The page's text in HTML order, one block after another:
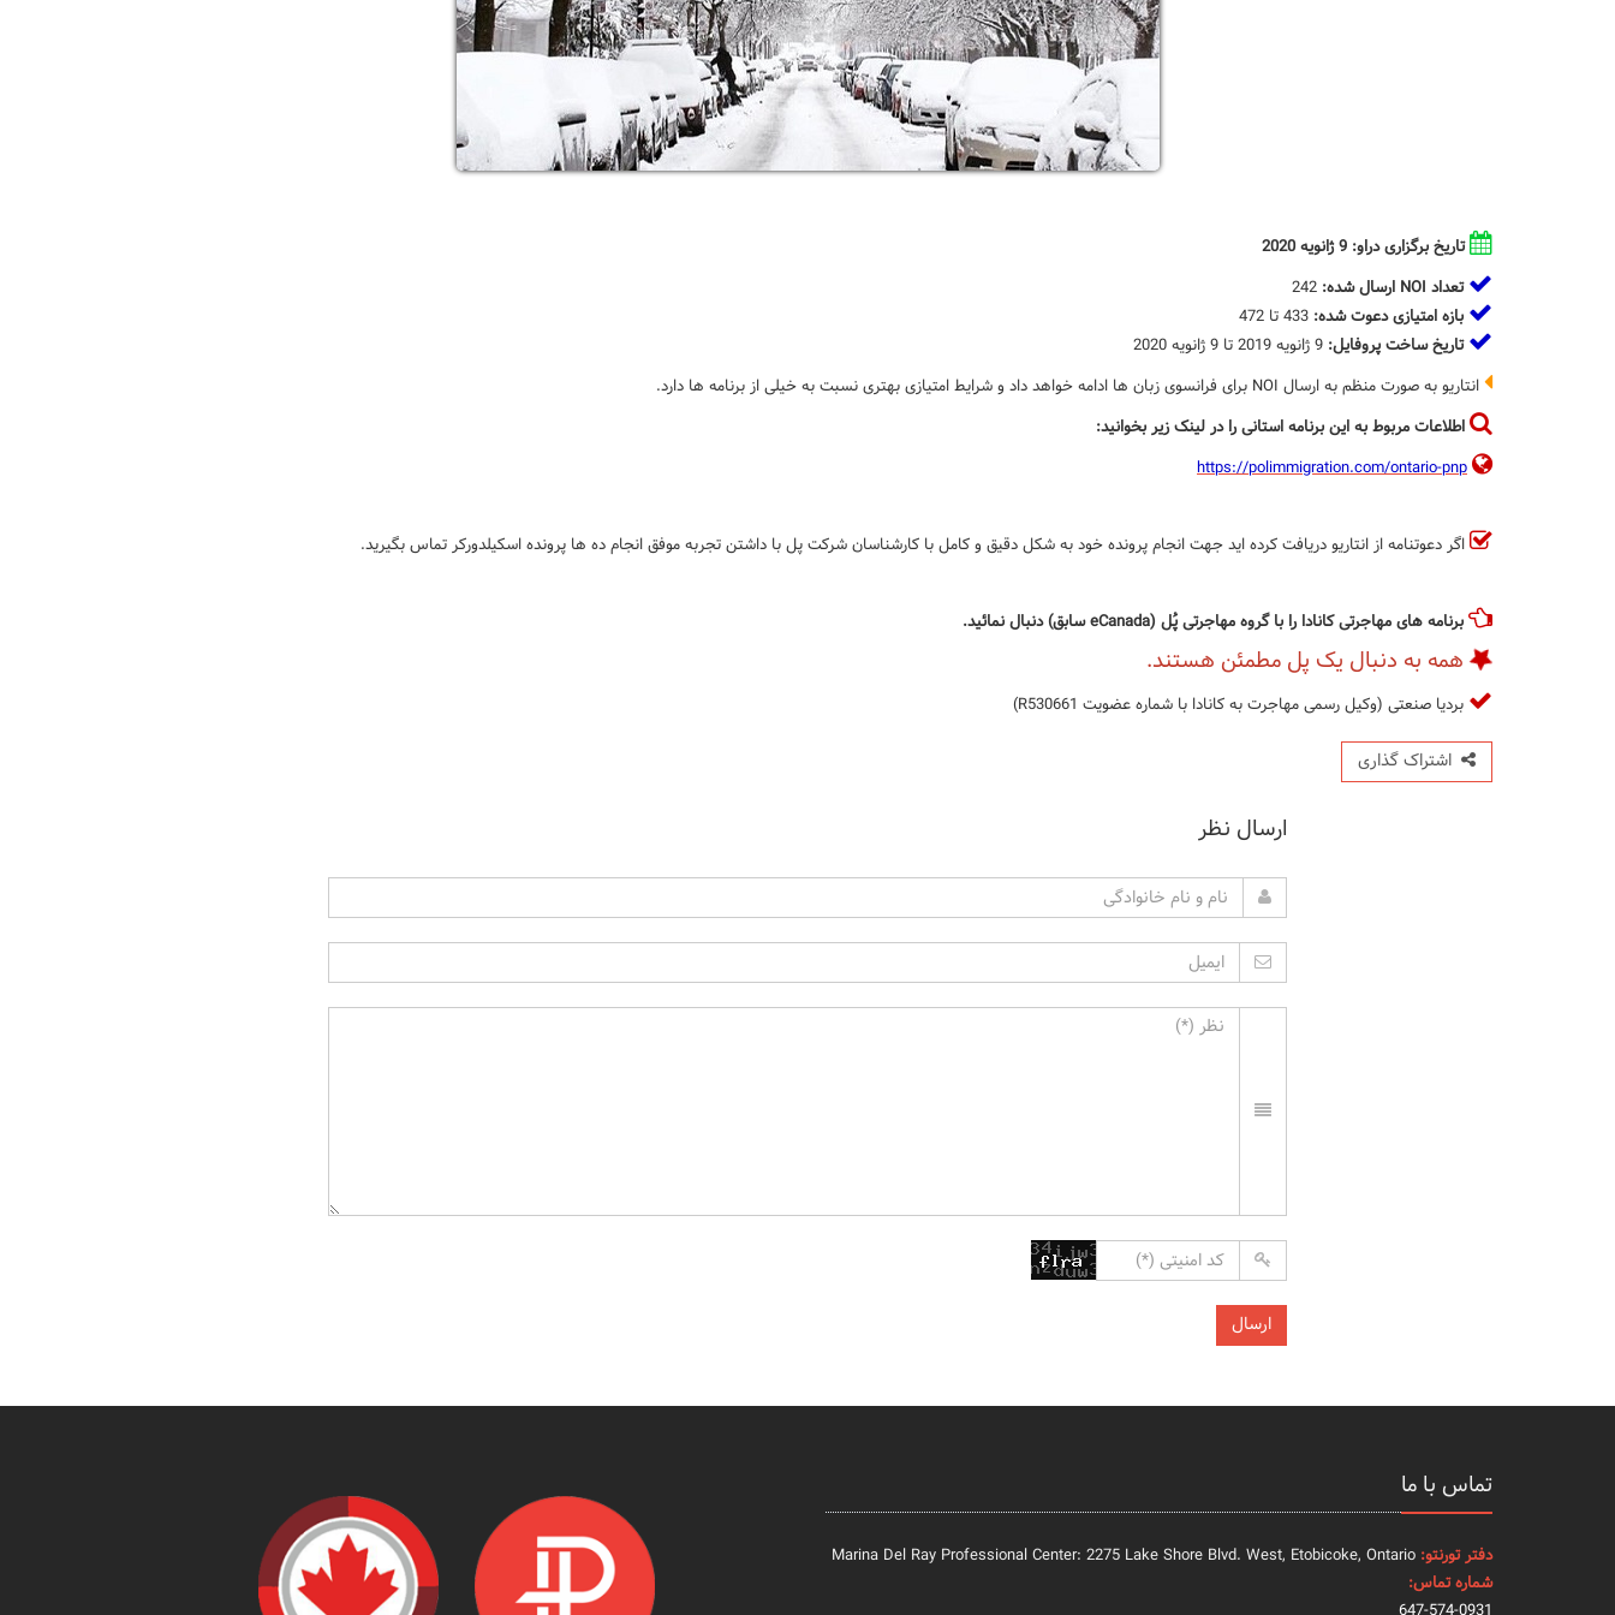
تاریخ برگزاری دراو: 9 ژانویه 2020
تعداد NOI ارسال شده:
بازه امتیازی دعوت شده:
تاریخ ساخت پروفایل:
انتاریو به صورت منظم به ارسال NOI برای فرانسوی زبان ها ادامه خواهد داد و شرایط امتیازی بهتری نسبت به خیلی از برنامه ها دارد.
اطلاعات مربوط به این برنامه استانی را در لینک زیر بخوانید:
https://polimmigration.com/ontario-pnp
اگر دعوتنامه از انتاریو دریافت کرده اید جهت انجام پرونده خود به شکل دقیق و کامل با کارشناسان شرکت پل با داشتن تجربه موفق انجام ده ها پرونده اسکیلدورکر تماس بگیرید.
برنامه های مهاجرتی کانادا را با گروه مهاجرتی پُل (eCanada سابق) دنبال نمائید.
همه به دنبال یک پل مطمئن هستند.
بردیا صنعتی (وکیل رسمی مهاجرت به کانادا با شماره عضویت R530661)
اشتراک گذاری
ارسال نظر
تماس با ما
دفتر تورنتو: Marina Del Ray Professional Center: 2275 Lake Shore Blvd. West, Etobicoke, Ontario
شماره تماس: